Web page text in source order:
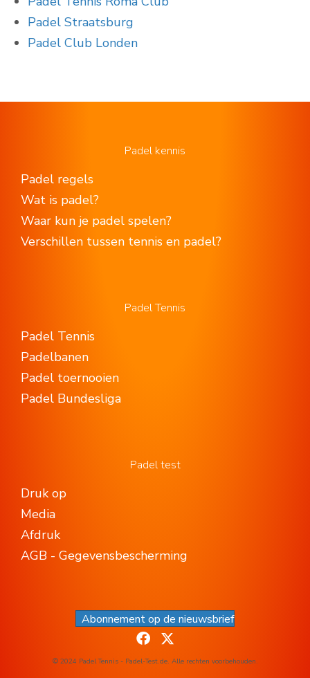
Padel Straatsburg
Padel Club Londen
Padel kennis
Padel regels
Wat is padel?
Waar kun je padel spelen?
Verschillen tussen tennis en padel?
Padel Tennis
Padel Tennis
Padelbanen
Padel toernooien
Padel Bundesliga
Padel test
Druk op
Media
Afdruk
AGB - Gegevensbescherming
Abonnement op de nieuwsbrief
© 2024 Padel Tennis - Padel-Test.de. Alle rechten voorbehouden.